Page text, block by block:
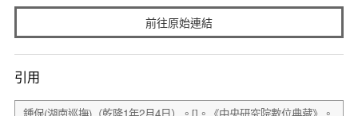
前往原始連結
引用